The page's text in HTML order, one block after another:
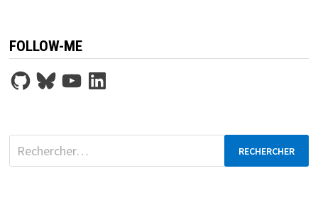
FOLLOW-ME
GitHubBlueskyYouTubeLinkedIn
Rechercher :